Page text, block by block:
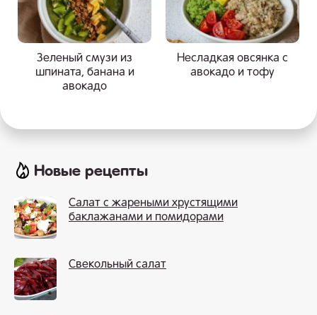
Зеленый смузи из
шпината, банана и
авокадо
Несладкая овсянка с
авокадо и тофу
Новые рецепты
Салат с жареными хрустящими
баклажанами и помидорами
Свекольный салат